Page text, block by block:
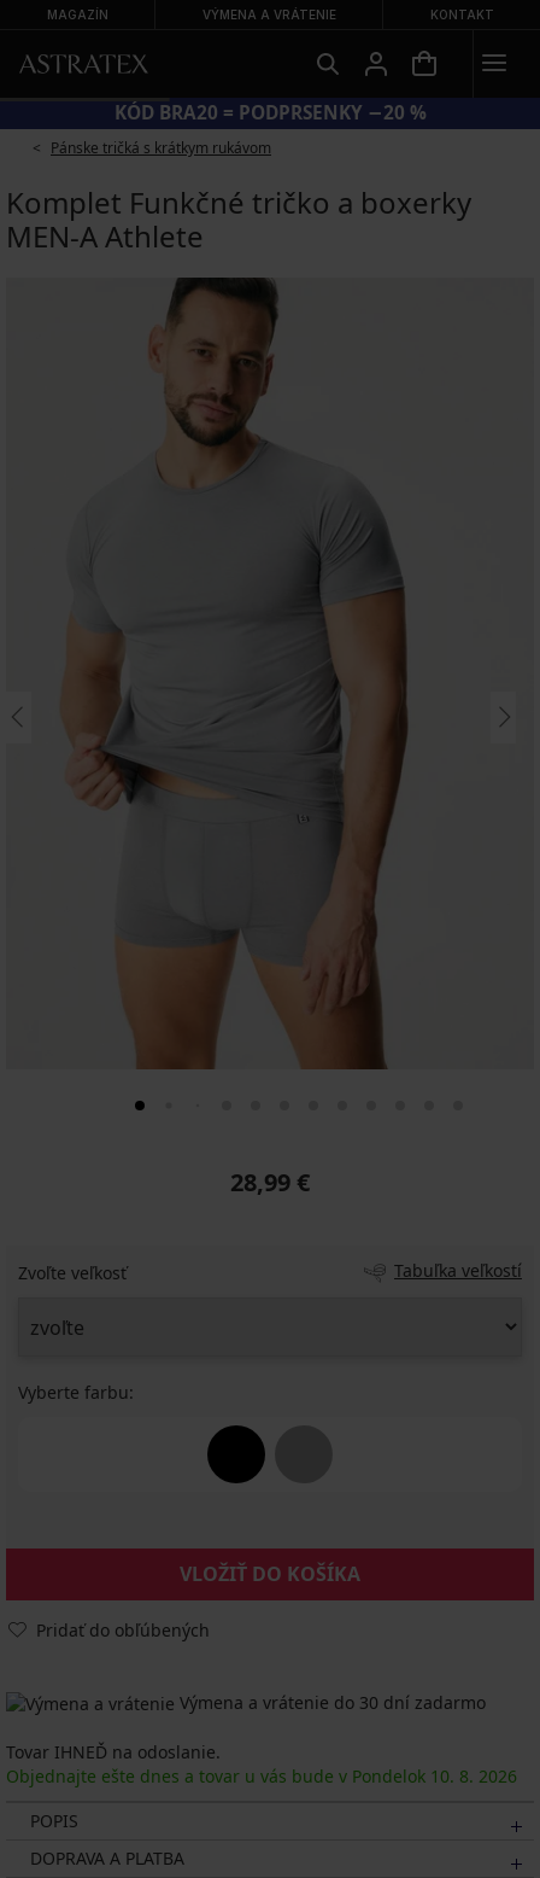
MAGAZÍN VÝMENA A VRÁTENIE KONTAKT
KÓD BRA20 = PODPRSENKY −20 %
Pánske tričká s krátkym rukávom
Komplet Funkčné tričko a boxerky
MEN-A Athlete
28,99 €
Zvoľte veľkosť Tabuľka veľkostí
Vyberte farbu:
VLOŽIŤ DO KOŠÍKA
Pridať do obľúbených
Výmena a vrátenie do 30 dní zadarmo
Tovar IHNEĎ na odoslanie.
Objednajte ešte dnes a tovar u vás bude v Pondelok 10. 8. 2026
POPIS
DOPRAVA A PLATBA